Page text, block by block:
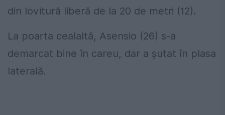
din lovitură liberă de la 20 de metri (12).
La poarta cealaltă, Asensio (26) s-a
demarcat bine în careu, dar a şutat în plasa
laterală.